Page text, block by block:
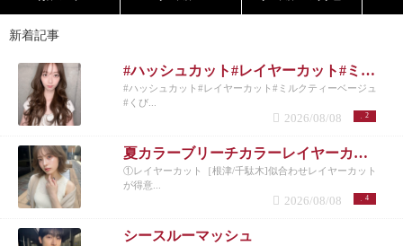
新着記事
#ハッシュカット#レイヤーカット#ミルクティーベージュ#くびれヘア#シースルーバング
#ハッシュカット#レイヤーカット#ミルクティーベージュ
#くび...
2
2026/08/08
夏カラーブリーチカラーレイヤーカット
①レイヤーカット［根津/千駄木]似合わせレイヤーカット
が得意...
4
2026/08/08
シースルーマッシュ